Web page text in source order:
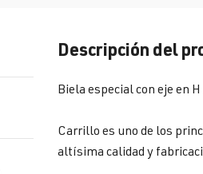
Descripción del
Biela especial con eje en
Carrillo es uno de los
altísima calidad y